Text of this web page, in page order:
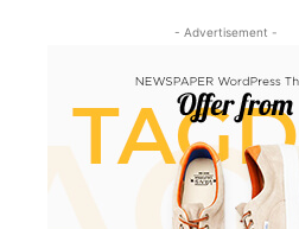
- Advertisement -